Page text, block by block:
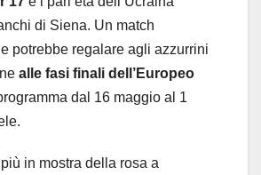
di Siena. Un match
potrebbe regalare agli azzurrini
alle fasi finali dell’Europeo
dal 16 maggio al 1
in mostra della rosa a